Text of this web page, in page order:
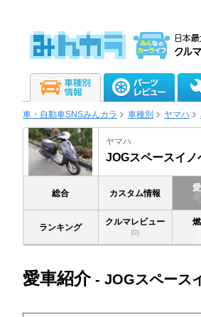
車・自動車SNSみんカラ 車種別 ヤマハ
ヤマハ
JOGスペースイノ
総合 カスタム情報
ランキング
クルマレビュー
(0)
愛車紹介- JOGスペース